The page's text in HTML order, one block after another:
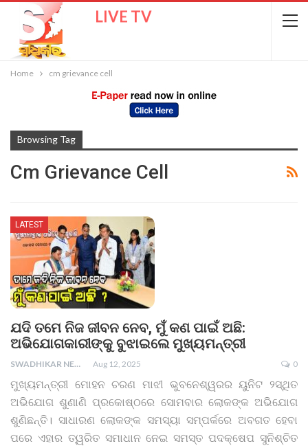
LIVE TV
Home cm grievance cell
Browsing Tag
Cm Grievance Cell
LATEST
ଯଦି ତମେ ନିଜ ଜୀବନ ନେବ, ମୁଁ କଣ ପାଇଁ ଅଛି:
ଅଭିଯୋଗକାରୀଙ୍କୁ ବୁଝାଇଲେ ମୁଖ୍ୟମନ୍ତ୍ରୀ
SWADHIKAR NEWS Aug 12, 2025 0
ମୁଖ୍ୟମନ୍ତ୍ରୀ ମୋହନ ଚରଣ ମାଝୀ ଭୁବନେଶ୍ୱରର ୟୁନିଟ ୨ସ୍ଥିତ
ଅଭିଯୋଗ ଶୁଣାଣି ପ୍ରକୋଷ୍ଠରେ ସୋମବାର ଲୋକଙ୍କ ଅଭିଯୋଗ
ଶୁଣିଛନ୍ତି। ସାଧାରଣ ଲୋକଙ୍କ ସମସ୍ୟା ସମ୍ପର୍କରେ ଅବଗତ ହେବା
ପରେ ଏହାର ତ୍ୱରିତ ସମାଧାନ ନେଇ ସମସ୍ତ ପଦକ୍ଷେପ ସୁନିଶ୍ଚିତ